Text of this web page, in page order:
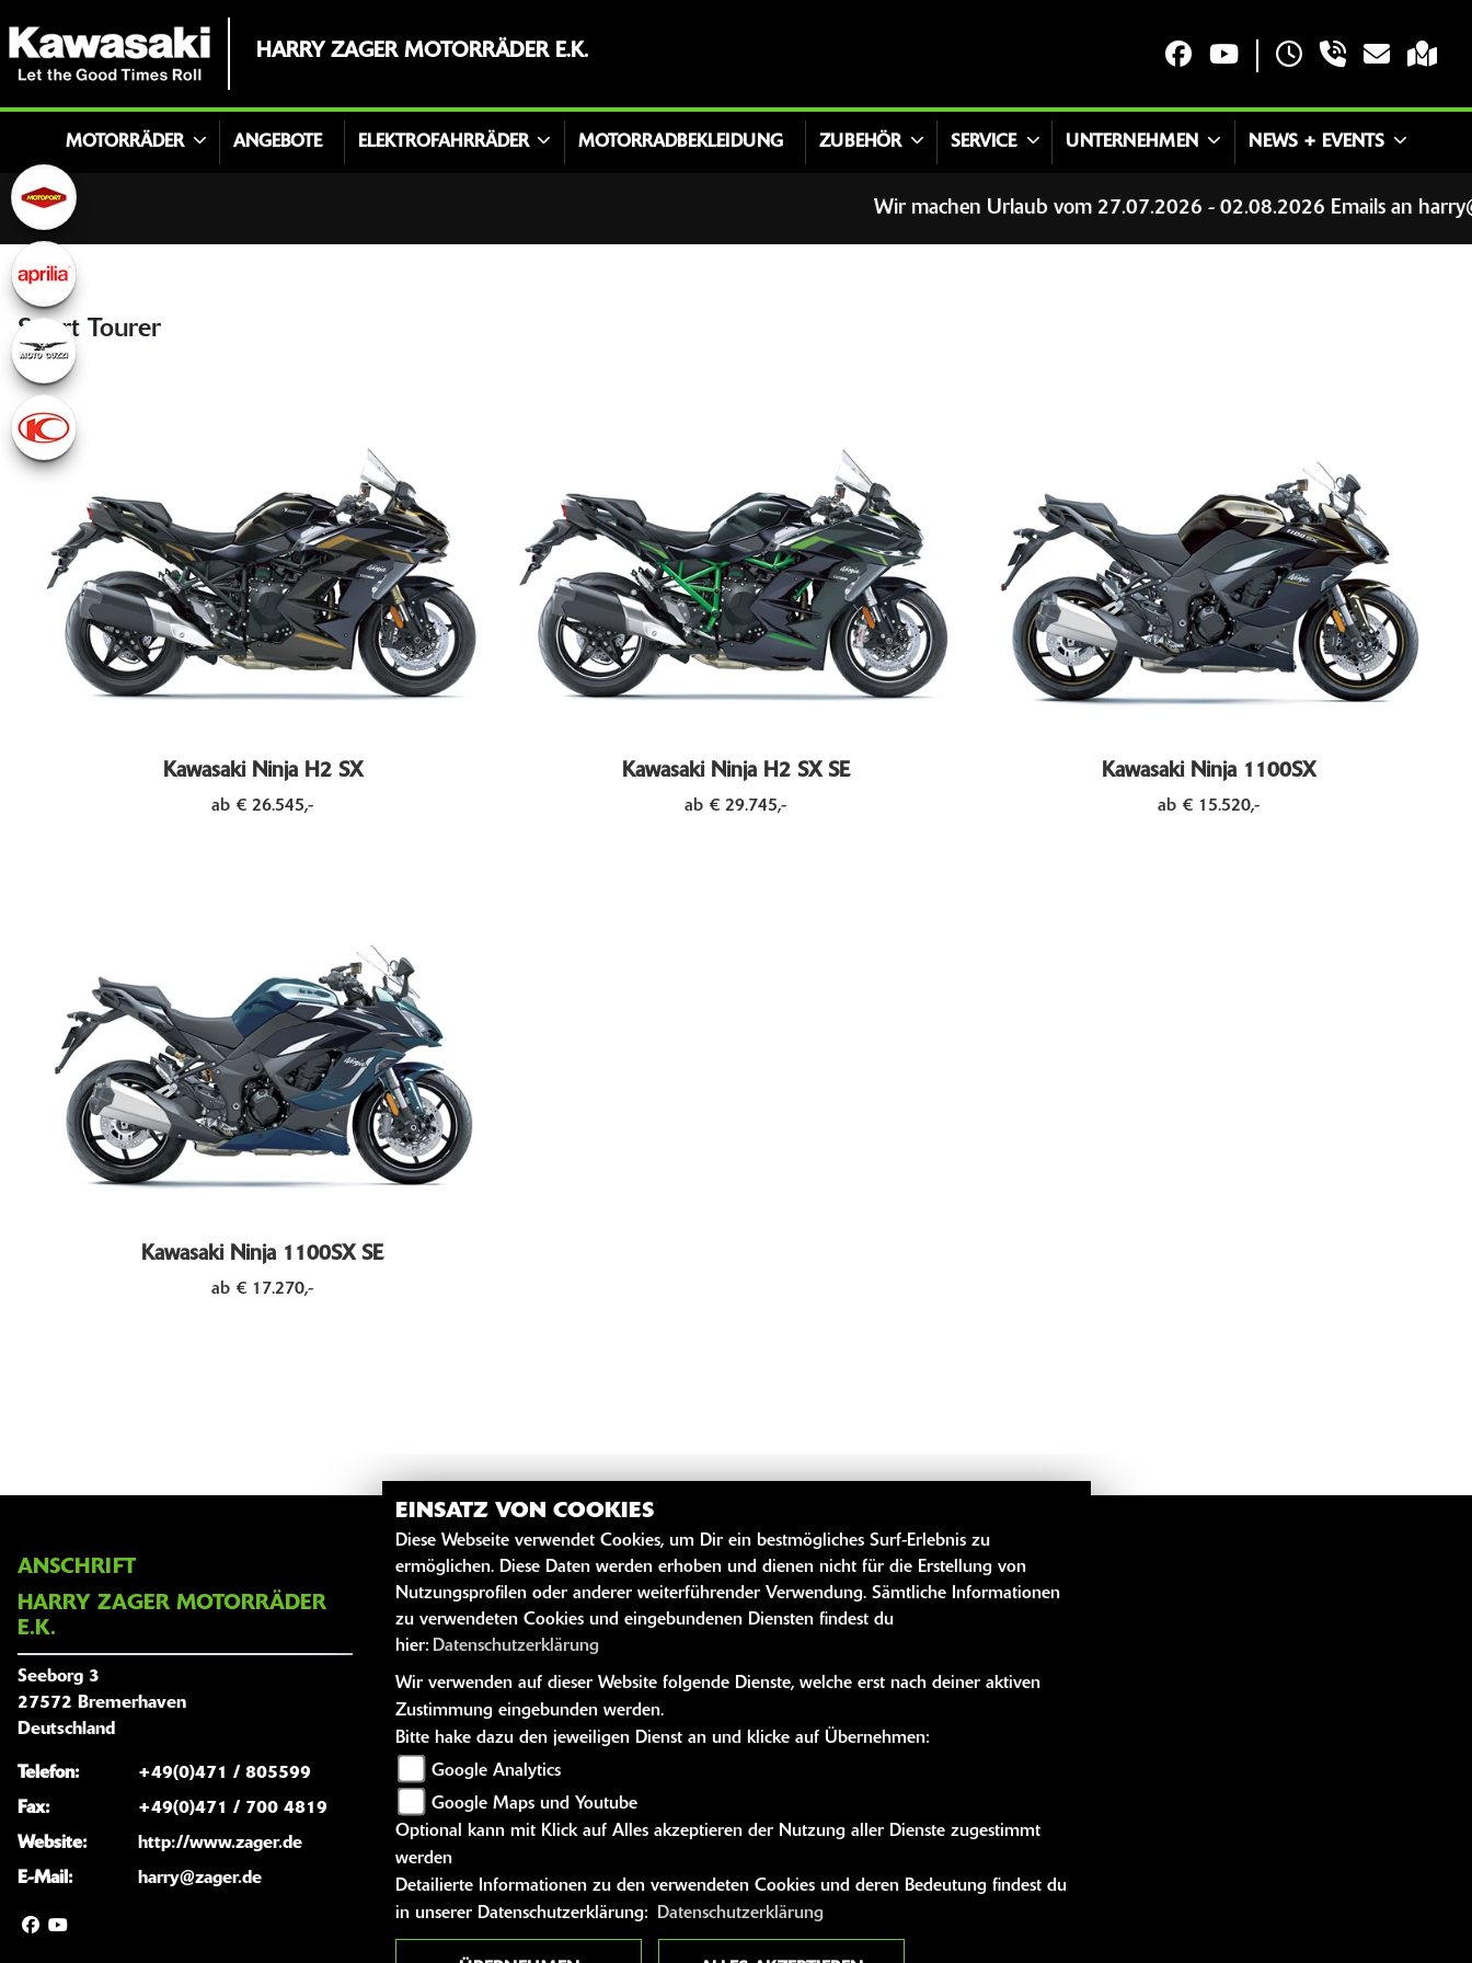
HARRY ZAGER MOTORRÄDER E.K.
MOTORRÄDER ANGEBOTE ELEKTROFAHRRÄDER MOTORRADBEKLEIDUNG ZUBEHÖR SERVICE UNTERNEHMEN NEWS + EVENTS
Wir machen Urlaub vom 27.07.2026 - 02.08.2026 Emails an
Sport Tourer
Kawasaki Ninja H2 SX
ab € 26.545,-
Kawasaki Ninja H2 SX SE
ab € 29.745,-
Kawasaki Ninja 1100SX
ab € 15.520,-
Kawasaki Ninja 1100SX SE
ab € 17.270,-
ANSCHRIFT
HARRY ZAGER MOTORRÄDER
E.K.
Seeborg 3
27572 Bremerhaven
Deutschland
Telefon:
+49(0)471 / 805599
Fax:
+49(0)471 / 700 4819
Website:
http://www.zager.de
E-Mail:
harry@zager.de
ÖFFNUNGSZEITEN
Montag:
10:00 - 13:00 und 14:00 - 18:00
10:00 - 13:00 und 14:00 - 18:00
Mittwoch:
10:00 - 13:00 und 14:00 - 18:00
Donnerstag:
10:00 - 13:00 und 14:00 - 18:00
Freitag:
10:00 - 13:00 und 14:00 - 18:00
Samstag:
10:00 - 14:00
Sonntag:
geschlossen
WEITERE LINKS
Youtube
Kawasaki Handbücher
Kawasaki Merchandise
EINSATZ VON COOKIES
Diese Webseite verwendet Cookies, um Dir ein bestmögliches Surf-Erlebnis zu
ermöglichen. Diese Daten werden erhoben und dienen nicht für die Erstellung von
Nutzungsprofilen oder anderer weiterführender Verwendung. Sämtliche Informationen
zu verwendeten Cookies und eingebundenen Diensten findest du
hier: Datenschutzerklärung
Wir verwenden auf dieser Website folgende Dienste, welche erst nach deiner aktiven
Zustimmung eingebunden werden.
Bitte hake dazu den jeweiligen Dienst an und klicke auf Übernehmen:
Google Analytics
Google Maps und Youtube
Optional kann mit Klick auf Alles akzeptieren der Nutzung aller Dienste zugestimmt
werden
Detailierte Informationen zu den verwendeten Cookies und deren Bedeutung findest du
in unserer Datenschutzerklärung:
Datenschutzerklärung